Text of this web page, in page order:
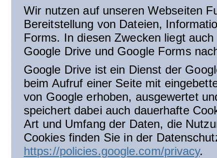
Wir nutzen auf unseren Webseiten
Bereitstellung von Dateien,
Forms. In diesen Zwecken liegt
Google Drive und Google Forms
Google Drive ist ein Dienst der
beim Aufruf einer Seite mit
von Google erhoben, ausgewertet
speichert dabei auch dauerhafte
Art und Umfang der Daten, die
Cookies finden Sie in der
https://policies.google.com/privacy.